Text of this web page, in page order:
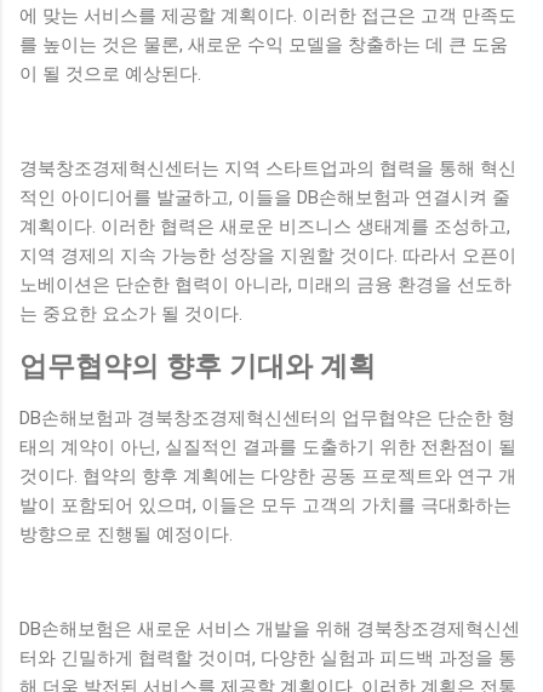
에 맞는 서비스를 제공할 계획이다. 이러한 접근은 고객 만족도
를 높이는 것은 물론, 새로운 수익 모델을 창출하는 데 큰 도움
이 될 것으로 예상된다.
경북창조경제혁신센터는 지역 스타트업과의 협력을 통해 혁신
적인 아이디어를 발굴하고, 이들을 DB손해보험과 연결시켜 줄
계획이다. 이러한 협력은 새로운 비즈니스 생태계를 조성하고,
지역 경제의 지속 가능한 성장을 지원할 것이다. 따라서 오픈이
노베이션은 단순한 협력이 아니라, 미래의 금융 환경을 선도하
는 중요한 요소가 될 것이다.
업무협약의 향후 기대와 계획
DB손해보험과 경북창조경제혁신센터의 업무협약은 단순한 형
태의 계약이 아닌, 실질적인 결과를 도출하기 위한 전환점이 될
것이다. 협약의 향후 계획에는 다양한 공동 프로젝트와 연구 개
발이 포함되어 있으며, 이들은 모두 고객의 가치를 극대화하는
방향으로 진행될 예정이다.
DB손해보험은 새로운 서비스 개발을 위해 경북창조경제혁신센
터와 긴밀하게 협력할 것이며, 다양한 실험과 피드백 과정을 통
해 더욱 발전된 서비스를 제공할 계획이다. 이러한 계획은 전통